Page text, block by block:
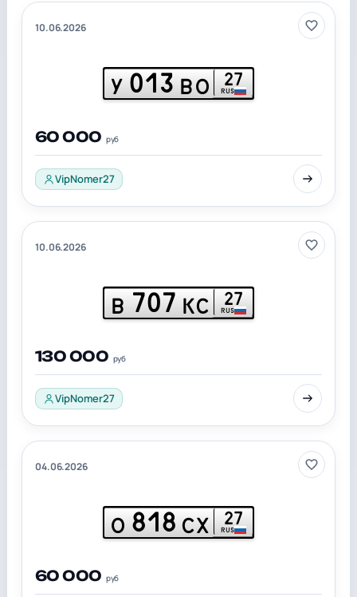
10.06.2026
У 013 ВО 27
RUS
60 000 руб
VipNomer27
10.06.2026
В 707 КС 27
RUS
130 000 руб
VipNomer27
04.06.2026
О 818 СХ 27
RUS
60 000 руб